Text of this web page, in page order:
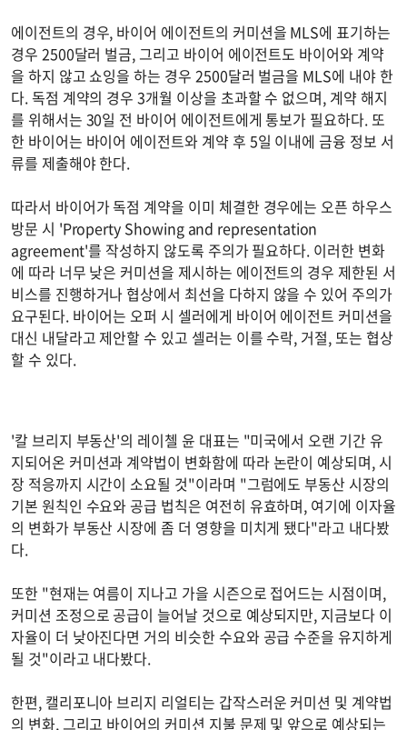
에이전트의 경우, 바이어 에이전트의 커미션을 MLS에 표기하는
경우 2500달러 벌금, 그리고 바이어 에이전트도 바이어와 계약
을 하지 않고 쇼잉을 하는 경우 2500달러 벌금을 MLS에 내야 한
다. 독점 계약의 경우 3개월 이상을 초과할 수 없으며, 계약 해지
를 위해서는 30일 전 바이어 에이전트에게 통보가 필요하다. 또
한 바이어는 바이어 에이전트와 계약 후 5일 이내에 금융 정보 서
류를 제출해야 한다.
따라서 바이어가 독점 계약을 이미 체결한 경우에는 오픈 하우스
방문 시 'Property Showing and representation
agreement'를 작성하지 않도록 주의가 필요하다. 이러한 변화
에 따라 너무 낮은 커미션을 제시하는 에이전트의 경우 제한된 서
비스를 진행하거나 협상에서 최선을 다하지 않을 수 있어 주의가
요구된다. 바이어는 오퍼 시 셀러에게 바이어 에이전트 커미션을
대신 내달라고 제안할 수 있고 셀러는 이를 수락, 거절, 또는 협상
할 수 있다.
'칼 브리지 부동산'의 레이첼 윤 대표는 "미국에서 오랜 기간 유
지되어온 커미션과 계약법이 변화함에 따라 논란이 예상되며, 시
장 적응까지 시간이 소요될 것"이라며 "그럼에도 부동산 시장의
기본 원칙인 수요와 공급 법칙은 여전히 유효하며, 여기에 이자율
의 변화가 부동산 시장에 좀 더 영향을 미치게 됐다"라고 내다봤
다.
또한 "현재는 여름이 지나고 가을 시즌으로 접어드는 시점이며,
커미션 조정으로 공급이 늘어날 것으로 예상되지만, 지금보다 이
자율이 더 낮아진다면 거의 비슷한 수요와 공급 수준을 유지하게
될 것"이라고 내다봤다.
한편, 캘리포니아 브리지 리얼티는 갑작스러운 커미션 및 계약법
의 변화, 그리고 바이어의 커미션 지불 문제 및 앞으로 예상되는